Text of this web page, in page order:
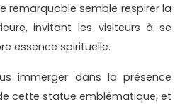
remarquable semble respirer la
invitant les visiteurs à se
essence spirituelle.
immerger dans la présence
cette statue emblématique, et